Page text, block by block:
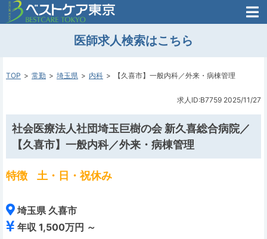
医師がはじめた
医師のための
転職支援
転職支援のお問い合わせ
医師求人検索はこちら
TOP 常勤 埼玉県 内科 【久喜市】一般内科／外来・病棟管理
求人ID:B7759 2025/11/27
社会医療法人社団埼玉巨樹の会 新久喜総合病院／
【久喜市】一般内科／外来・病棟管理
特徴 土・日・祝休み
埼玉県 久喜市
年収 1,500万円 ～